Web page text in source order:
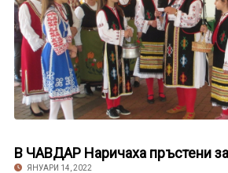
В ЧАВДАР Наричаха пръстени
ЯНУАРИ 14, 2022